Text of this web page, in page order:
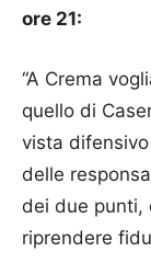
ore 21:
“A Crema
quello di
vista
delle
dei due punti,
riprendere